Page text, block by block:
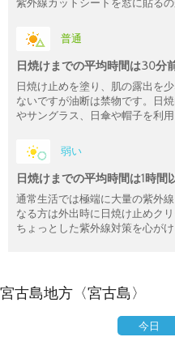
紫外線カットシートを窓に貼るの
普通
日焼けまでの平均時間は30分
日焼け止めを塗り、肌の露出を
ないですが油断は禁物です。日
やサングラス、日傘や帽子を利用
弱い
日焼けまでの平均時間は1時間
通常生活では極端に大量の紫外
なる方は外出時に日焼け止めク
ちょっとした紫外線対策を心がけ
宮古島地方〈宮古島〉
今日